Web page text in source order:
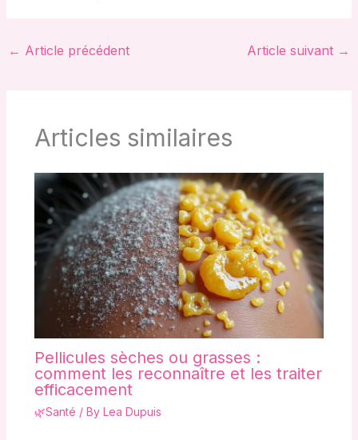
← Article précédent Article suivant →
Articles similaires
Pellicules sèches ou grasses :
comment les reconnaître et les traiter
efficacement
🌿Santé / By Lea Dupuis